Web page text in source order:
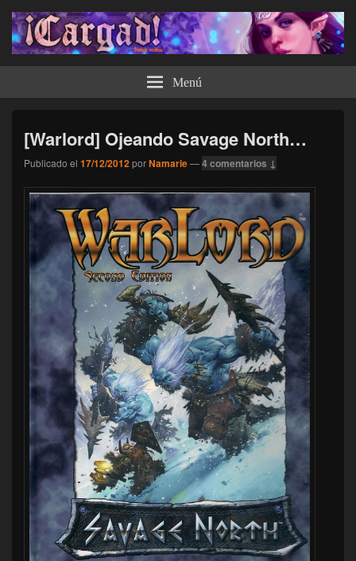
¡Cargad! Menú
[Warlord] Ojeando Savage North…
Publicado el 17/12/2012porNamarie—4 comentarios ↓